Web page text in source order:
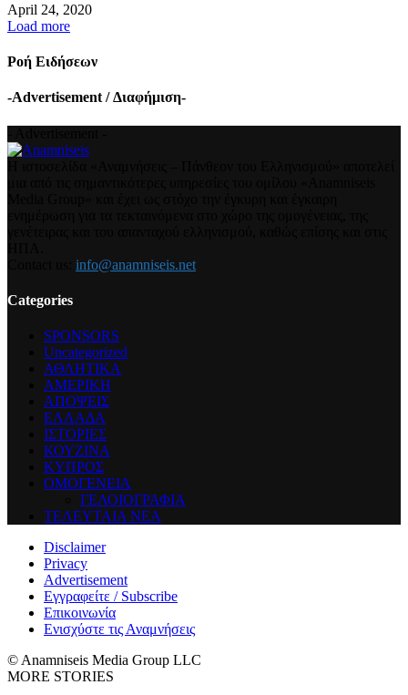
April 24, 2020
Load more
Ροή Ειδήσεων
-Advertisement / Διαφήμιση-
info@anamniseis.net
Categories
SPONSORS
Uncategorized
ΑΘΛΗΤΙΚΑ
ΑΜΕΡΙΚΗ
ΑΠΟΨΕΙΣ
ΕΛΛΑΔΑ
ΙΣΤΟΡΙΕΣ
ΚΟΥΖΙΝΑ
ΚΥΠΡΟΣ
ΟΜΟΓΕΝΕΙΑ
ΓΕΛΟΙΟΓΡΑΦΙΑ
ΤΕΛΕΥΤΑΙΑ ΝΕΑ
Disclaimer
Privacy
Advertisement
Εγγραφείτε / Subscribe
Επικοινωνία
Ενισχύστε τις Αναμνήσεις
© Anamniseis Media Group LLC
MORE STORIES